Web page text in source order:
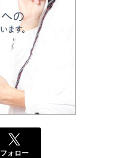
フォロー